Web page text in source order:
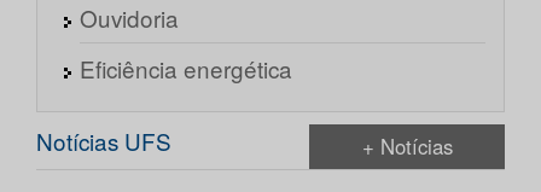
Ouvidoria
Eficiência energética
Notícias UFS + Notícias